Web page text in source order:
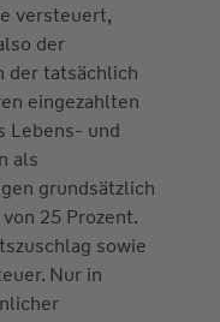
versteuert,
der
der tatsächlich
eingezahlten
Lebens- und
als
grundsätzlich
25 Prozent.
sowie
Nur in